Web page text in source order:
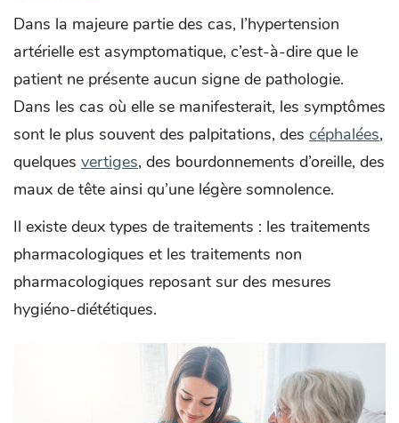
Dans la majeure partie des cas, l’hypertension
artérielle est asymptomatique, c’est-à-dire que le
patient ne présente aucun signe de pathologie.
Dans les cas où elle se manifesterait, les symptômes
sont le plus souvent des palpitations, des céphalées,
quelques vertiges, des bourdonnements d’oreille, des
maux de tête ainsi qu’une légère somnolence.
Il existe deux types de traitements : les traitements
pharmacologiques et les traitements non
pharmacologiques reposant sur des mesures
hygiéno-diététiques.